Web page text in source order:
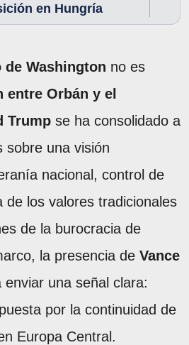
en Hungría
Washington no es
entre Orbán y el
Trump se ha consolidado a
sobre una visión
nacional, control de
de los valores tradicionales
de la burocracia de
la presencia de Vance
una señal clara:
por la continuidad de
Europa Central.